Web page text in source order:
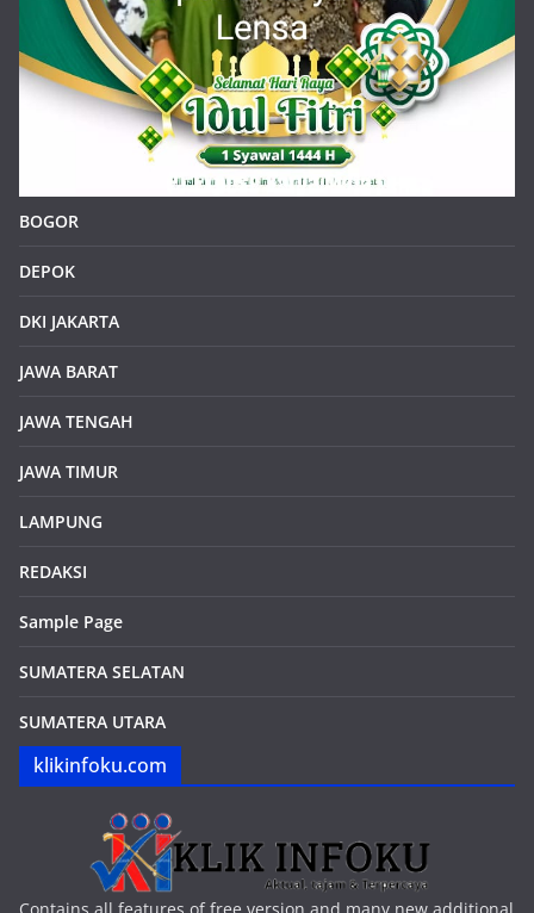
BOGOR
DEPOK
DKI JAKARTA
JAWA BARAT
JAWA TENGAH
JAWA TIMUR
LAMPUNG
REDAKSI
Sample Page
SUMATERA SELATAN
SUMATERA UTARA
klikinfoku.com